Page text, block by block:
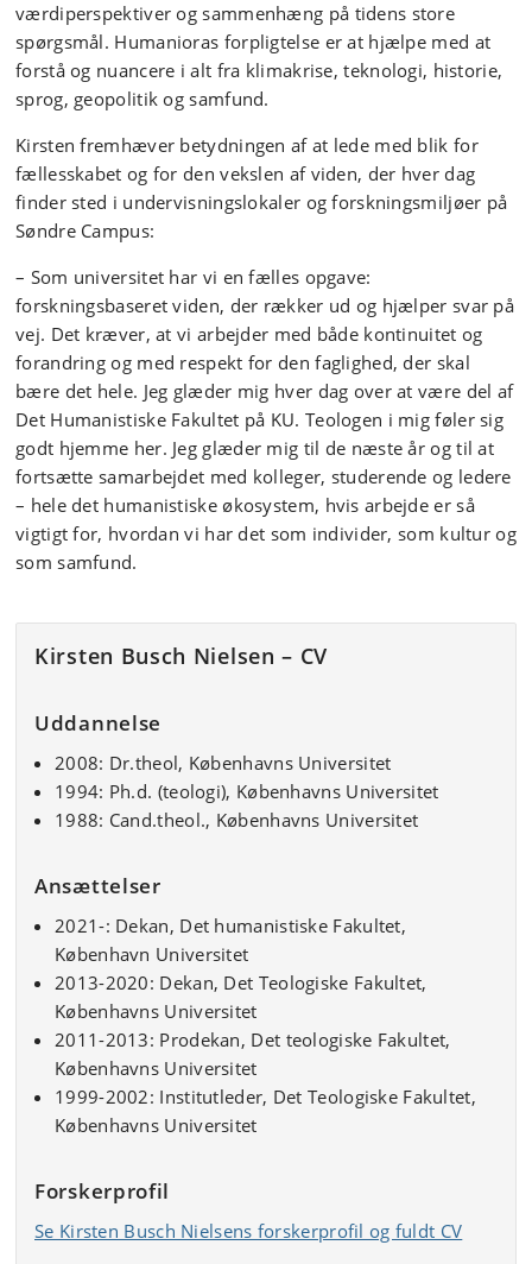
værdiperspektiver og sammenhæng på tidens store
spørgsmål. Humanioras forpligtelse er at hjælpe med at
forstå og nuancere i alt fra klimakrise, teknologi, historie,
sprog, geopolitik og samfund.
Kirsten fremhæver betydningen af at lede med blik for
fællesskabet og for den vekslen af viden, der hver dag
finder sted i undervisningslokaler og forskningsmiljøer på
Søndre Campus:
– Som universitet har vi en fælles opgave:
forskningsbaseret viden, der rækker ud og hjælper svar på
vej. Det kræver, at vi arbejder med både kontinuitet og
forandring og med respekt for den faglighed, der skal
bære det hele. Jeg glæder mig hver dag over at være del af
Det Humanistiske Fakultet på KU. Teologen i mig føler sig
godt hjemme her. Jeg glæder mig til de næste år og til at
fortsætte samarbejdet med kolleger, studerende og ledere
– hele det humanistiske økosystem, hvis arbejde er så
vigtigt for, hvordan vi har det som individer, som kultur og
som samfund.
Kirsten Busch Nielsen – CV
Uddannelse
2008: Dr.theol, Københavns Universitet
1994: Ph.d. (teologi), Københavns Universitet
1988: Cand.theol., Københavns Universitet
Ansættelser
2021-: Dekan, Det humanistiske Fakultet,
København Universitet
2013-2020: Dekan, Det Teologiske Fakultet,
Københavns Universitet
2011-2013: Prodekan, Det teologiske Fakultet,
Københavns Universitet
1999-2002: Institutleder, Det Teologiske Fakultet,
Københavns Universitet
Forskerprofil
Se Kirsten Busch Nielsens forskerprofil og fuldt CV